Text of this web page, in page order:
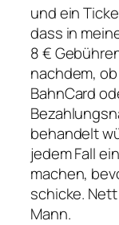
und ein
dass in
8 €
nachdem,
BahnCard
behandelt
jedem Fall
machen,
schicke.
Mann.